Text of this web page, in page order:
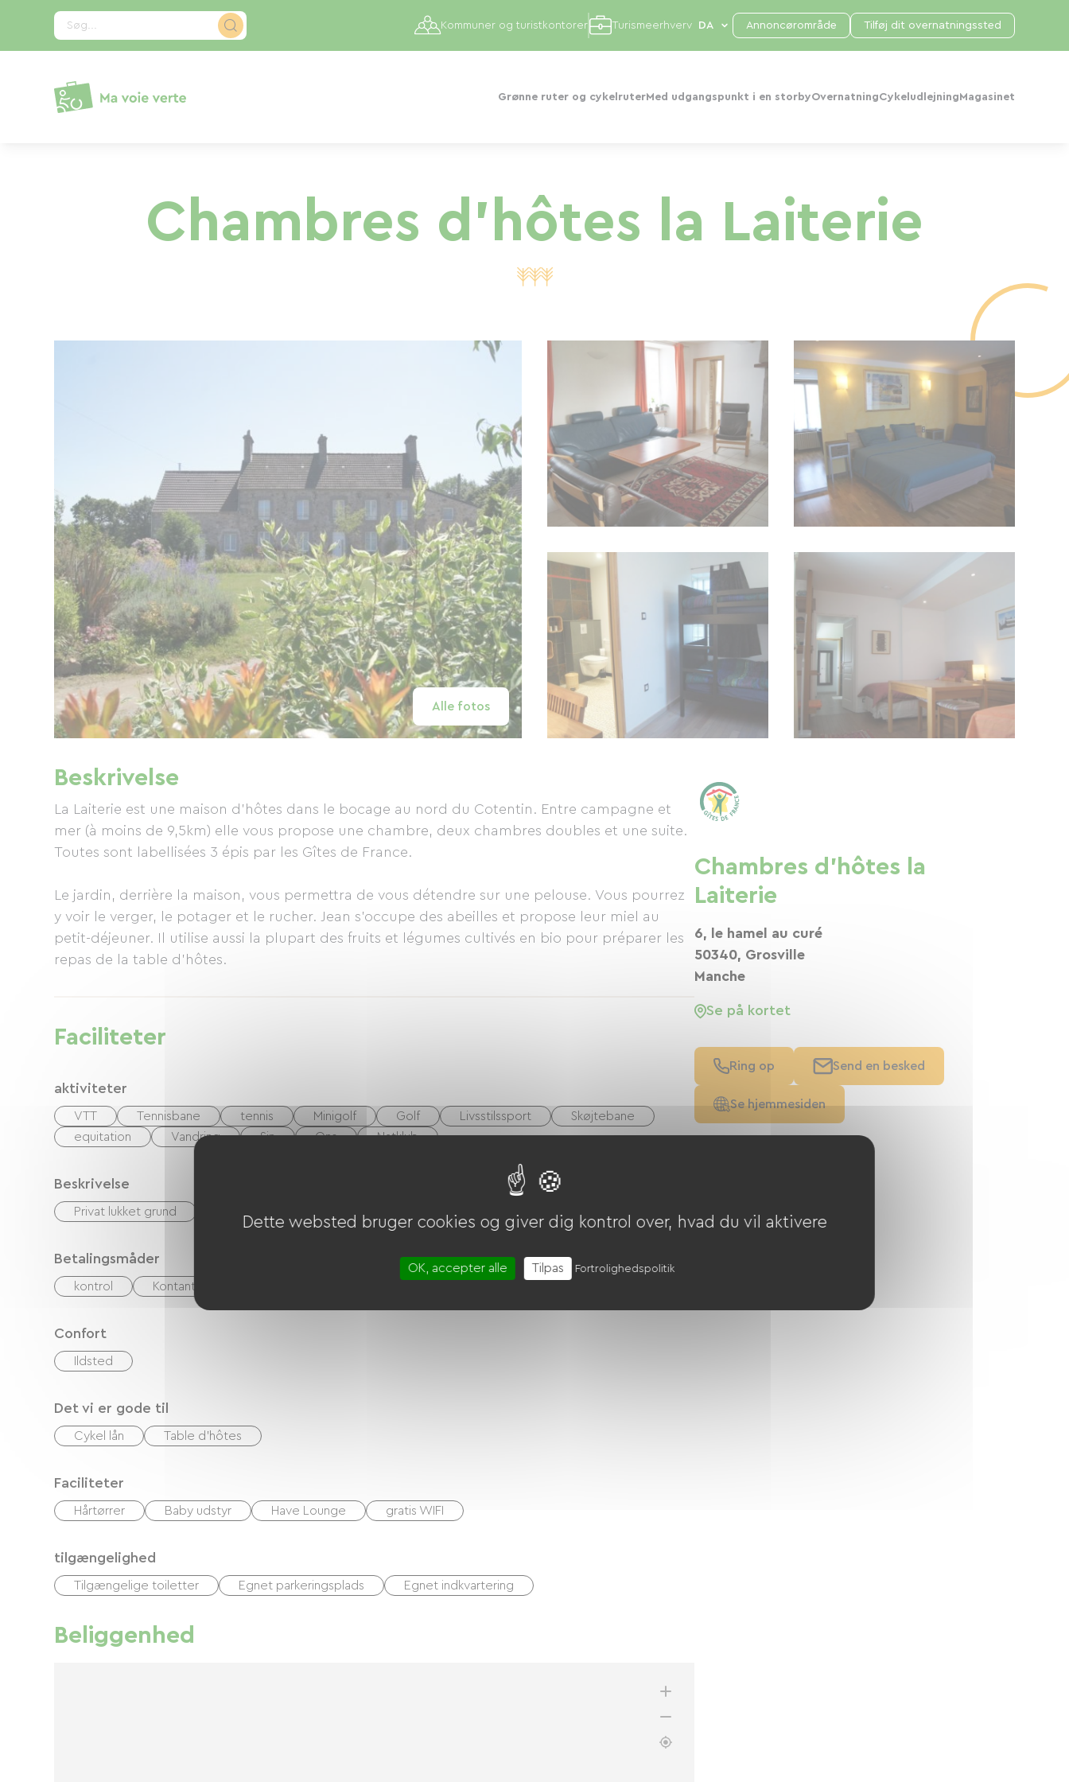
Søg...
Grønne ruter og cykelruterMed udgangspunkt i en storbyOvernatningCykeludlejning Magasinet
Kommuner og turistkontorer Turismeerhverv Annoncørområde Tilføj dit overnatningssted
Chambres d'hôtes la Laiterie
Alle fotos
Beskrivelse
La Laiterie est une maison d'hôtes dans le bocage au nord du Cotentin. Entre campagne et
mer (à moins de 9,5km) elle vous propose une chambre, deux chambres doubles et une suite.
Toutes sont labellisées 3 épis par les Gîtes de France.
Le jardin, derrière la maison, vous permettra de vous détendre sur une pelouse. Vous pourrez
y voir le verger, le potager et le rucher. Jean s'occupe des abeilles et propose leur miel au
petit-déjeuner. Il utilise aussi la plupart des fruits et légumes cultivés en bio pour préparer les
repas de la table d'hôtes.
Faciliteter
aktiviteter
VTT Tennisbane tennis Minigolf Golf Livsstilssport
Skøjtebane
equitation
Vandring Sin Ons Natklub
Beskrivelse
Privat lukket grund
Betalingsmåder
kontrol Kontanter
Confort
Ildsted
Det vi er gode til
Cykel lån Table d'hôtes
Faciliteter
Hårtørrer Baby udstyr Have Lounge gratis WIFI
tilgængelighed
Tilgængelige toiletter Egnet parkeringsplads Egnet indkvartering
Beliggenhed
Chambres d'hôtes la
Laiterie
6, le hamel au curé
50340, Grosville
Manche
Se på kortet
Ring op Send en besked
Se hjemmesiden
CCookie-styringspanel
Dette websted bruger cookies og giver dig kontrol over, hvad du vil aktivere
OK, accepter alle Tilpas Fortrolighedspolitik